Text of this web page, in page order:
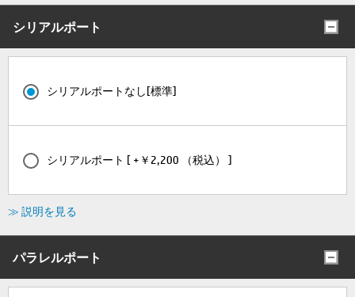
シリアルポート
シリアルポートなし[標準]
シリアルポート [ +￥2,200 （税込） ]
≫ 説明を見る
パラレルポート